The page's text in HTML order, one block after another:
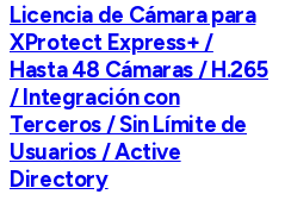
Licencia de Cámara para
XProtect Express+ /
Hasta 48 Cámaras / H.265
/ Integración con
Terceros / Sin Límite de
Usuarios / Active
Directory